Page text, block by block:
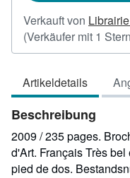
Verkauft von
(Verkäufer mit 1
Artikeldetails
Beschreibung
2009 / 235 pages.
d'Art. Français Très
pied de dos.